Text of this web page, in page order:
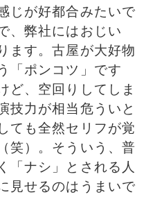
じが好都合みたいで
、弊社にはおじい
ます。古屋が大好物
「ポンコツ」です
ど、空回りしてしま
技力が相当危ういと
ても全然セリフが覚
笑）。そういう、普
「ナシ」とされる人
見せるのはうまいで